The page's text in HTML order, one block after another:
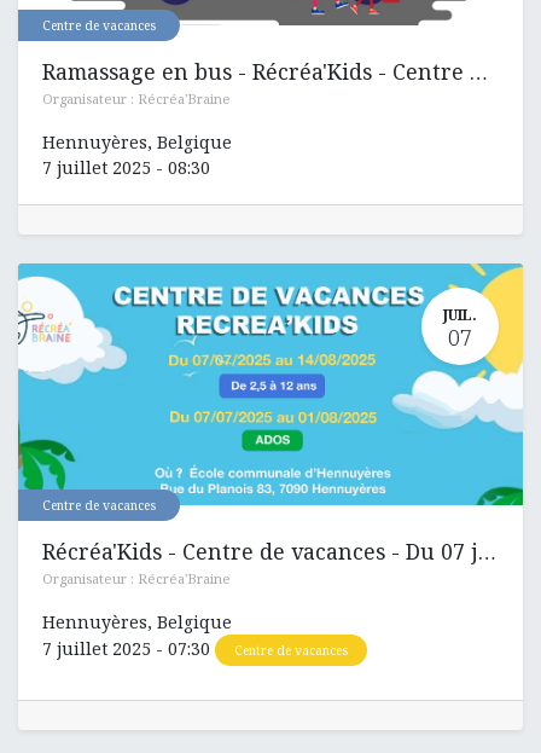
Centre de vacances
Ramassage en bus - Récréa'Kids - Centre de vacances
Organisateur : Récréa'Braine
Hennuyères, Belgique
7 juillet 2025 - 08:30
JUIL.
07
Centre de vacances
Récréa'Kids - Centre de vacances - Du 07 juillet au 11 juillet 2025
Organisateur : Récréa'Braine
Hennuyères, Belgique
7 juillet 2025 - 07:30 Centre de vacances